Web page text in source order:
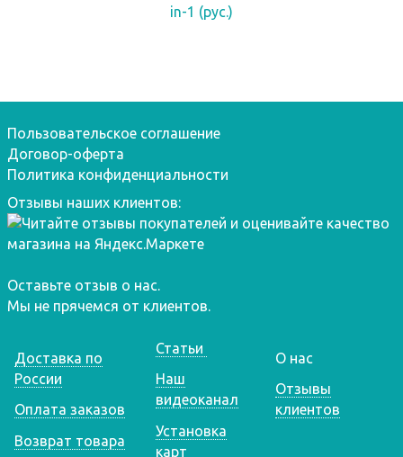
in-1 (рус.)
Пользовательское соглашение
Договор-оферта
Политика конфиденциальности
Отзывы наших клиентов:
Оставьте отзыв о нас.
Мы не прячемся от клиентов.
Доставка по
России
Оплата заказов
Возврат товара
Статьи
Наш
видеоканал
Установка
карт
О нас
Отзывы
клиентов